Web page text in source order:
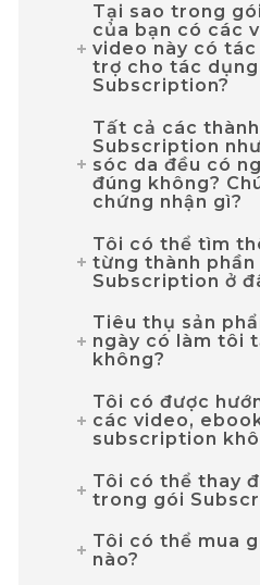
Tại sao trong
của bạn có các
video này có
trợ cho tác
Subscription?
Tất cả các
Subscription
sóc da đều có
đúng không?
chứng nhận gì?
Tôi có thể tìm
từng thành
Subscription ở
Tiêu thụ sản
ngày có làm tôi
không?
Tôi có được
các video,
subscription
Tôi có thể thay
trong gói
Tôi có thể mua
nào?